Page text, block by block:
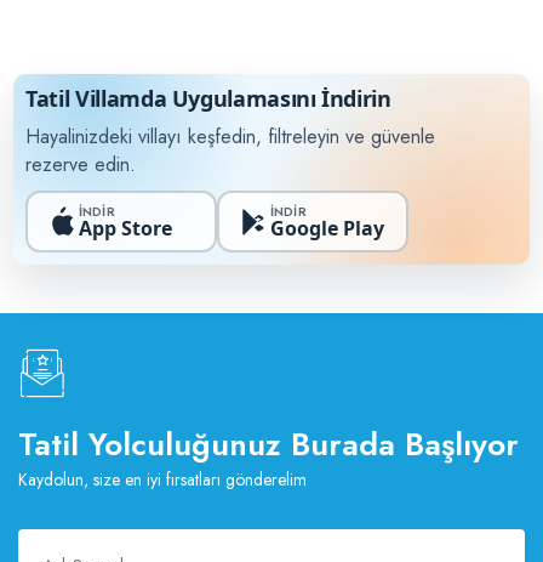
Tatil Villamda Uygulamasını İndirin
Hayalinizdeki villayı keşfedin, filtreleyin ve güvenle
rezerve edin.
İNDİR
App Store
İNDİR
Google Play
Tatil Yolculuğunuz Burada Başlıyor
Kaydolun, size en iyi fırsatları gönderelim